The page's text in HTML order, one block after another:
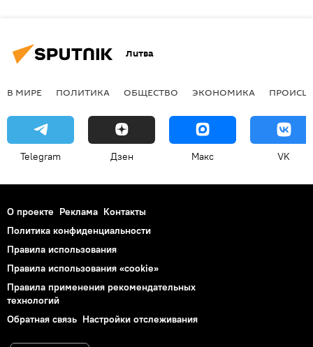
Литва
В МИРЕ ПОЛИТИКА ОБЩЕСТВО ЭКОНОМИКА
Telegram Дзен Макс VK
О проекте Реклама Контакты
Политика конфиденциальности
Правила использования
Правила использования «cookie»
Правила применения рекомендательных
технологий
Обратная связь Настройки отслеживания